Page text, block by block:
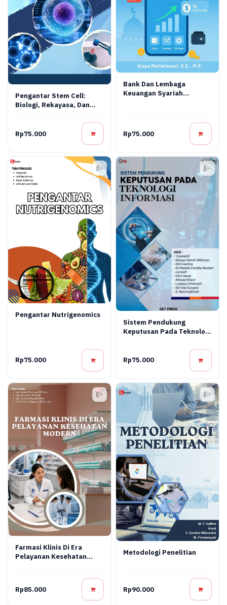
Pengantar Stem Cell:
Biologi, Rekayasa, Dan
Rp75.000
Bank Dan Lembaga
Keuangan Syariah
Rp75.000
Pengantar Nutrigenomics
Rp75.000
Sistem Pendukung
Keputusan Pada Teknologi
Rp75.000
Farmasi Klinis Di Era
Pelayanan Kesehatan
Rp85.000
Metodologi Penelitian
Rp90.000